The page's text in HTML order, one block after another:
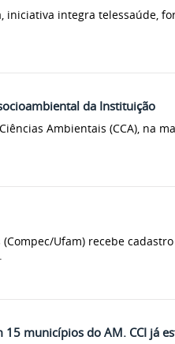
iniciativa integra telessaúde,
da Instituição
Ambientais (CCA), na
Ufam) recebe
15 municípios do AM. CCI já